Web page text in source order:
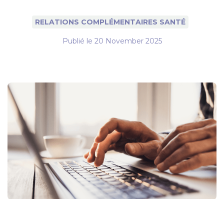
RELATIONS COMPLÉMENTAIRES SANTÉ
Publié le 20 November 2025